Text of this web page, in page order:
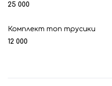
25 000
Комплект топ трусики
12 000